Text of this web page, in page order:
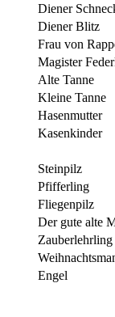
Diener
Diener Blitz
Frau von
Magister
Alte Tanne
Kleine Tanne
Hasenmutter
Kasenkinder
Steinpilz
Pfifferling
Fliegenpilz
Der gute alte
Zauberlehrling
Engel